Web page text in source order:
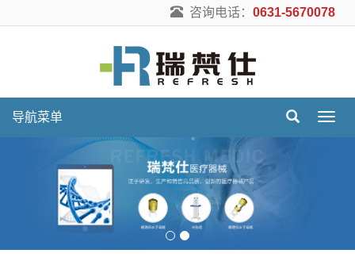
咨询电话： 0631-5670078
导
导航菜单